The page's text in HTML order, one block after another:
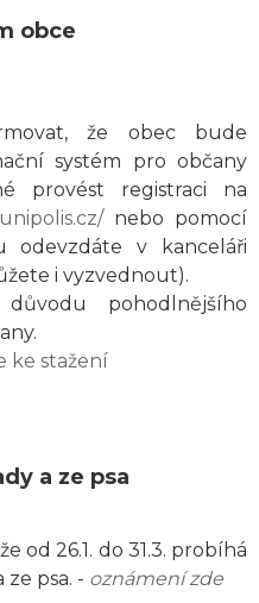
obce
že obec bude
systém pro občany
provést registraci na
nebo pomocí
odevzdáte v kanceláři
i vyzvednout).
pohodlnějšího
ke stažení
a ze psa
od 26.1. do 31.3. probíhá
psa. - oznámení zde